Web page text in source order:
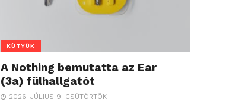
KÜTYÜK
A Nothing bemutatta az Ear
(3a) fülhallgatót
2026. JÚLIUS 9. CSÜTÖRTÖK